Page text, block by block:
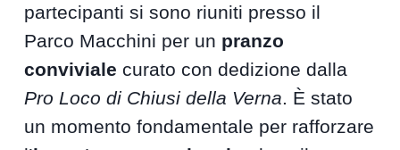
partecipanti si sono riuniti presso il
Parco Macchini per un pranzo
conviviale curato con dedizione dalla
Pro Loco di Chiusi della Verna . È stato
un momento fondamentale per rafforzare